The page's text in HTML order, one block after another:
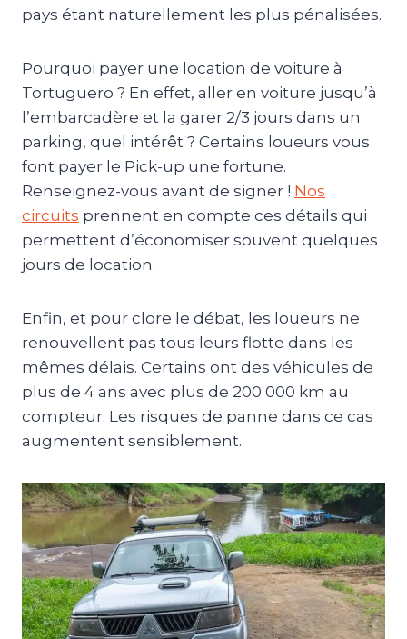
pays étant naturellement les plus pénalisées.
Pourquoi payer une location de voiture à
Tortuguero ? En effet, aller en voiture jusqu’à
l’embarcadère et la garer 2/3 jours dans un
parking, quel intérêt ? Certains loueurs vous
font payer le Pick-up une fortune.
Renseignez-vous avant de signer ! Nos
circuits prennent en compte ces détails qui
permettent d’économiser souvent quelques
jours de location.
Enfin, et pour clore le débat, les loueurs ne
renouvellent pas tous leurs flotte dans les
mêmes délais. Certains ont des véhicules de
plus de 4 ans avec plus de 200 000 km au
compteur. Les risques de panne dans ce cas
augmentent sensiblement.